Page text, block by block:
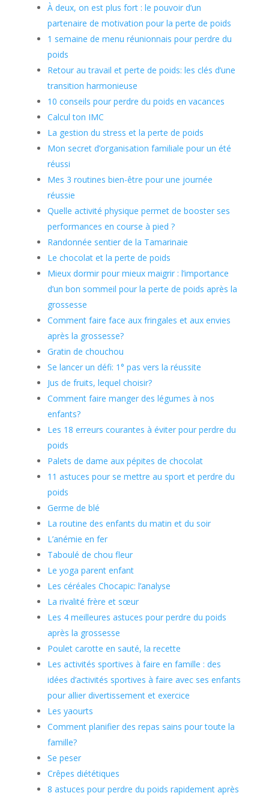
À deux, on est plus fort : le pouvoir d’un
partenaire de motivation pour la perte de poids
1 semaine de menu réunionnais pour perdre du
poids
Retour au travail et perte de poids: les clés d’une
transition harmonieuse
10 conseils pour perdre du poids en vacances
Calcul ton IMC
La gestion du stress et la perte de poids
Mon secret d’organisation familiale pour un été
réussi
Mes 3 routines bien-être pour une journée
réussie
Quelle activité physique permet de booster ses
performances en course à pied ?
Randonnée sentier de la Tamarinaie
Le chocolat et la perte de poids
Mieux dormir pour mieux maigrir : l’importance
d’un bon sommeil pour la perte de poids après la
grossesse
Comment faire face aux fringales et aux envies
après la grossesse?
Gratin de chouchou
Se lancer un défi: 1° pas vers la réussite
Jus de fruits, lequel choisir?
Comment faire manger des légumes à nos
enfants?
Les 18 erreurs courantes à éviter pour perdre du
poids
Palets de dame aux pépites de chocolat
11 astuces pour se mettre au sport et perdre du
poids
Germe de blé
La routine des enfants du matin et du soir
L’anémie en fer
Taboulé de chou fleur
Le yoga parent enfant
Les céréales Chocapic: l’analyse
La rivalité frère et sœur
Les 4 meilleures astuces pour perdre du poids
après la grossesse
Poulet carotte en sauté, la recette
Les activités sportives à faire en famille : des
idées d’activités sportives à faire avec ses enfants
pour allier divertissement et exercice
Les yaourts
Comment planifier des repas sains pour toute la
famille?
Se peser
Crêpes diététiques
8 astuces pour perdre du poids rapidement après